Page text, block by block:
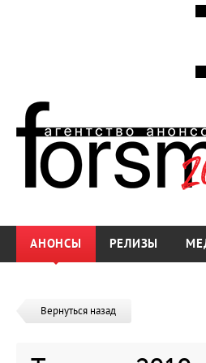
АНОНСЫ РЕЛИЗЫ
Вернуться назад